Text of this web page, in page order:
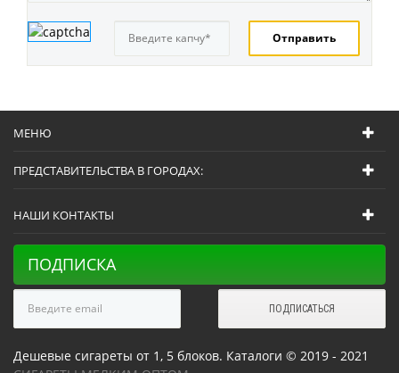
МЕНЮ
ПРЕДСТАВИТЕЛЬСТВА В ГОРОДАХ:
НАШИ КОНТАКТЫ
ПОДПИСКА
Дешевые сигареты от 1, 5 блоков. Каталоги © 2019 - 2021